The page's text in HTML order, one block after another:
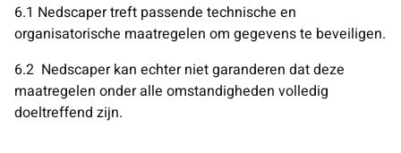
6.1 Nedscaper treft passende technische en
organisatorische maatregelen om gegevens te beveiligen.
6.2 Nedscaper kan echter niet garanderen dat deze
maatregelen onder alle omstandigheden volledig
doeltreffend zijn.